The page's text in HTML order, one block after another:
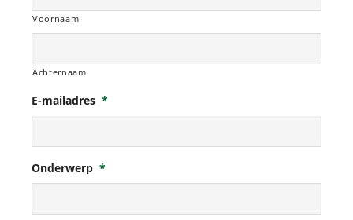
Voornaam
Achternaam
E-mailadres *
Onderwerp *